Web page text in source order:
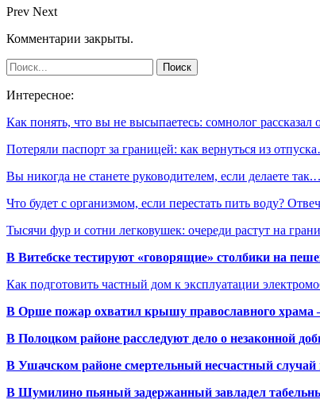
Prev Next
Комментарии закрыты.
Интересное:
Как понять, что вы не высыпаетесь: сомнолог рассказал
Потеряли паспорт за границей: как вернуться из
Вы никогда не станете руководителем, если делаете
Что будет с организмом, если перестать пить воду?
Тысячи фур и сотни легковушек: очереди растут на
В Витебске тестируют «говорящие» столбики на
Как подготовить частный дом к эксплуатации
В Орше пожар охватил крышу православного храма
В Полоцком районе расследуют дело о незаконной
В Ушачском районе смертельный несчастный случай
В Шумилино пьяный задержанный завладел